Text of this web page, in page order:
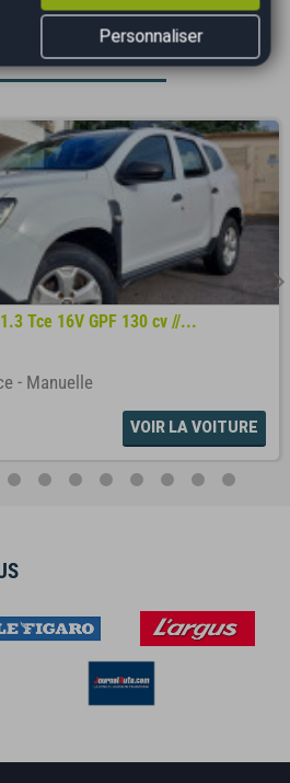
similaires
Tce 16V GPF 130 cv //...
- Manuelle
VOIR LA VOITURE
Personnaliser